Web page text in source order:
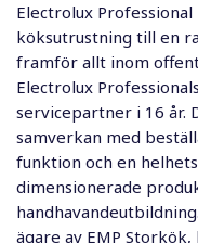
Electrolux
köksutrustning till en
framför allt inom
Electrolux
servicepartner i 16 år.
samverkan med
funktion och en
dimensionerade
ägare av EMP Storkök,